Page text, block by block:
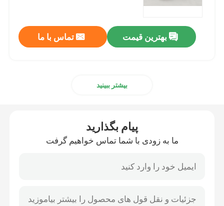
شیر گاز برنجی
بهترین قیمت تماس با ما
بیشتر ببینید
پیام بگذارید
ما به زودی با شما تماس خواهیم گرفت